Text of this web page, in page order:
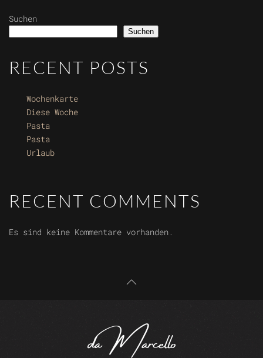
Suchen
Suchen
RECENT POSTS
Wochenkarte
Diese Woche
Pasta
Pasta
Urlaub
RECENT COMMENTS
Es sind keine Kommentare vorhanden.